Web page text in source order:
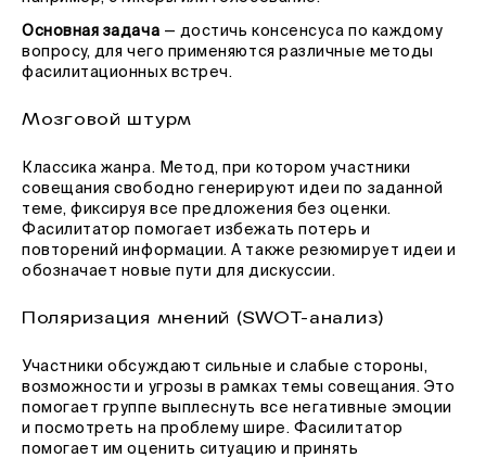
Основная задача — достичь консенсуса по каждому
вопросу, для чего применяются различные методы
фасилитационных встреч.
Мозговой штурм
Классика жанра. Метод, при котором участники
совещания свободно генерируют идеи по заданной
теме, фиксируя все предложения без оценки.
Фасилитатор помогает избежать потерь и
повторений информации. А также резюмирует идеи и
обозначает новые пути для дискуссии.
Поляризация мнений (SWOT-анализ)
Участники обсуждают сильные и слабые стороны,
возможности и угрозы в рамках темы совещания. Это
помогает группе выплеснуть все негативные эмоции
и посмотреть на проблему шире. Фасилитатор
помогает им оценить ситуацию и принять